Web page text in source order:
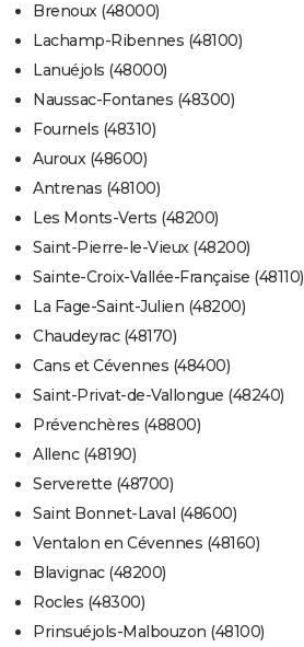
Brenoux (48000)
Lachamp-Ribennes (48100)
Lanuéjols (48000)
Naussac-Fontanes (48300)
Fournels (48310)
Auroux (48600)
Antrenas (48100)
Les Monts-Verts (48200)
Saint-Pierre-le-Vieux (48200)
Sainte-Croix-Vallée-Française (48110)
La Fage-Saint-Julien (48200)
Chaudeyrac (48170)
Cans et Cévennes (48400)
Saint-Privat-de-Vallongue (48240)
Prévenchères (48800)
Allenc (48190)
Serverette (48700)
Saint Bonnet-Laval (48600)
Ventalon en Cévennes (48160)
Blavignac (48200)
Rocles (48300)
Prinsuéjols-Malbouzon (48100)